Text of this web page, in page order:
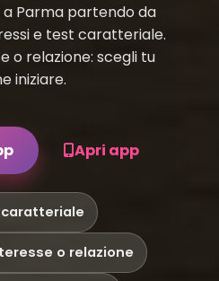
Parma partendo da
e test caratteriale.
o relazione: scegli tu
iniziare.
Apri app
o relazione